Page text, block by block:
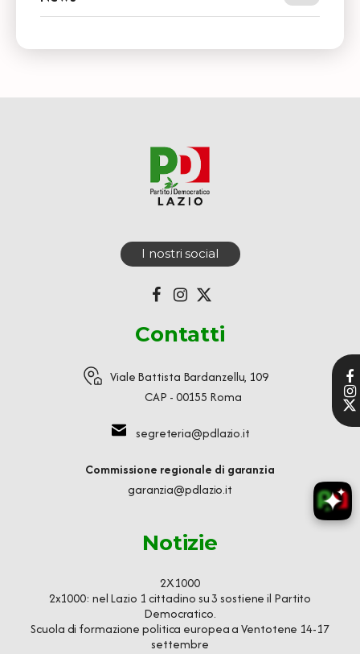
I nostri social
Contatti
Viale Battista Bardanzellu, 109
CAP - 00155 Roma
segreteria@pdlazio.it
Commissione regionale di garanzia
garanzia@pdlazio.it
Notizie
2X1000
2x1000: nel Lazio 1 cittadino su 3 sostiene il Partito
Democratico.
Scuola di formazione politica europea a Ventotene 14-17
settembre